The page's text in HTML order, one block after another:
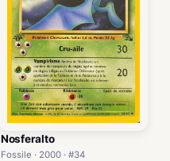
Nosferalto
Fossile · 2000 · #34